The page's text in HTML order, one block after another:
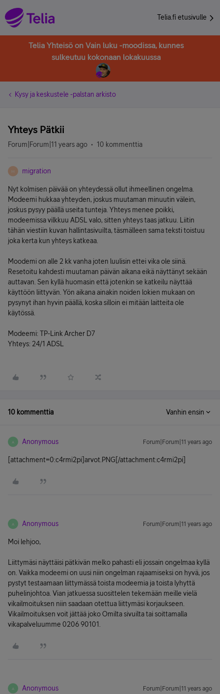
Telia.fi etusivulle
Telia Yhteisö on Vain luku -moodissa, kunnes
sulkeutuu kokonaan lokakuussa
Kysy ja keskustele -palstan arkisto
Yhteys Pätkii
Forum|Forum|11 years ago 10 kommenttia
M migration
Nyt kolmisen päivää on yhteydessä ollut ihmeellinen ongelma.
Modeemi hukkaa yhteyden, joskus muutaman minuutin välein,
joskus pysyy päällä useita tunteja. Yhteys menee poikki,
modeemissa vilkkuu ADSL valo, sitten yhteys taas jatkuu. Liitin
tähän viestiin kuvan hallintasivuilta, täsmälleen sama teksti toistuu
joka kerta kun yhteys katkeaa.
Moodemi on alle 2 kk vanha joten luulisin ettei vika ole siinä.
Resetoitu kahdesti muutaman päivän aikana eikä näyttänyt sekään
auttavan. Sen kyllä huomasin että jotenkin se katkeilu näyttää
käyttöön liittyvän. Yön aikana ainakin noiden lokien mukaan on
pysynyt ihan hyvin päällä, koska silloin ei mitään laitteita ole
käytössä.
Modeemi: TP-Link Archer D7
Yhteys: 24/1 ADSL
10 kommenttia Vanhin ensin
A Anonymous Forum|Forum|11 years ago
[attachment=0:c4rmi2pi] arvot.PNG [/attachment:c4rmi2pi]
A Anonymous Forum|Forum|11 years ago
Moi lehjoo,
Liittymäsi näyttäisi pätkivän melko pahasti eli jossain ongelmaa kyllä
on. Vaikka modeemi on uusi niin ongelman rajaamiseksi on hyvä, jos
pystyt testaamaan liittymässä toista modeemia ja toista lyhyttä
puhelinjohtoa. Vian jatkuessa suosittelen tekemään meille vielä
vikailmoituksen niin saadaan otettua liittymäsi korjaukseen.
Vikailmoituksen voit jättää joko Omilta sivuilta tai soittamalla
vikapalveluumme 0206 90101.
A Anonymous Forum|Forum|11 years ago